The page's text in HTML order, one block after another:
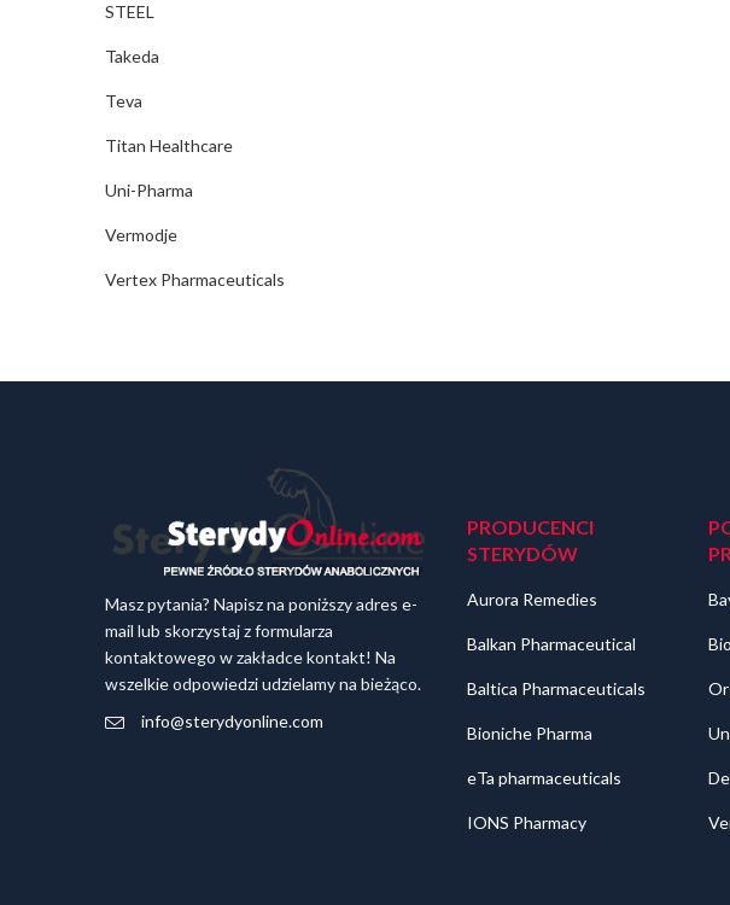
STEEL
Takeda
Teva
Titan Healthcare
Uni-Pharma
Vermodje
Vertex Pharmaceuticals
Masz pytania? Napisz na poniższy adres e-
mail lub skorzystaj z formularza
kontaktowego w zakładce kontakt! Na
wszelkie odpowiedzi udzielamy na bieżąco.
info@sterydyonline.com
PRODUCENCI
STERYDÓW
Aurora Remedies
Balkan Pharmaceutical
Baltica Pharmaceuticals
Bioniche Pharma
eTa pharmaceuticals
IONS Pharmacy